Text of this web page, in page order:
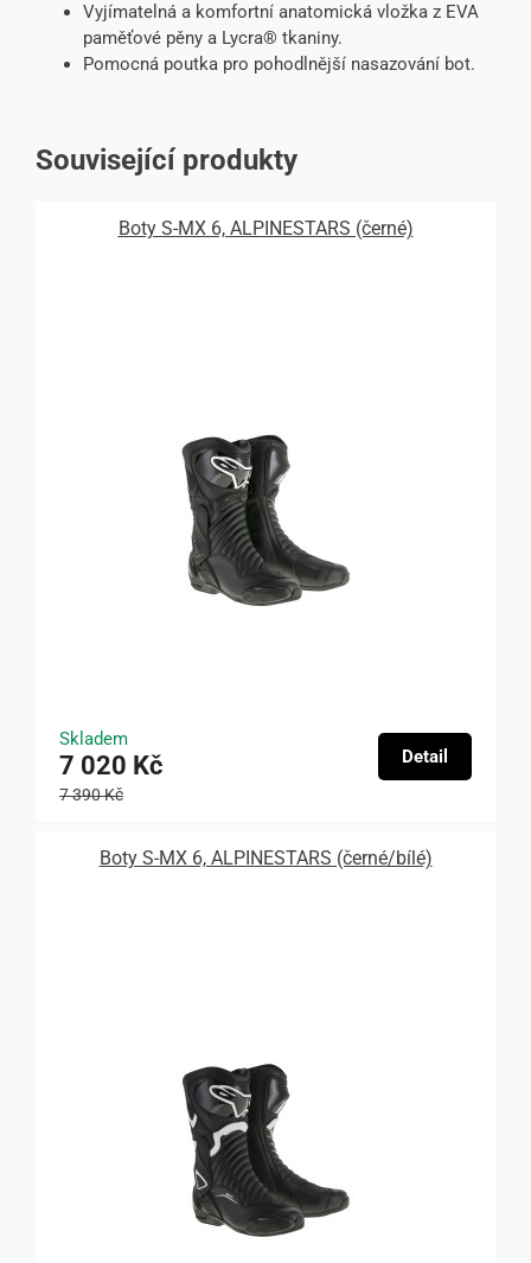
Vyjímatelná a komfortní anatomická vložka z EVA
paměťové pěny a Lycra® tkaniny.
Pomocná poutka pro pohodlnější nasazování bot.
Související produkty
Boty S-MX 6, ALPINESTARS (černé)
Skladem
7 020 Kč
7 390 Kč
Detail
Boty S-MX 6, ALPINESTARS (černé/bílé)